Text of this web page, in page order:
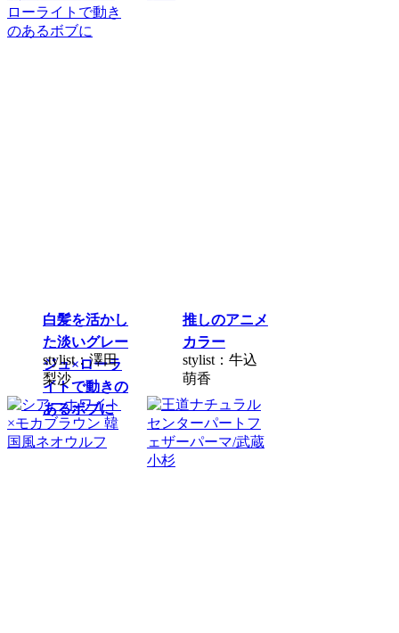
白髪を活かし
た淡いグレー
ジュ×ローラ
イトで動きの
あるボブに
stylist：澤田
梨沙
推しのアニメ
カラー
stylist：牛込
萌香